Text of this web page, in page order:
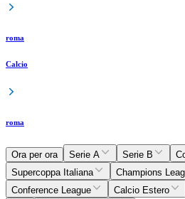
roma
Calcio
roma
Ora per ora Serie A Serie B
Supercoppa Italiana
Champions
Conference League
Calcio Estero